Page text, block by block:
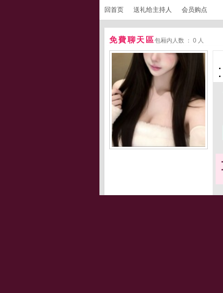
回首页 送礼给主持人 会员购点
免費聊天區包厢内人数 ： 0 人